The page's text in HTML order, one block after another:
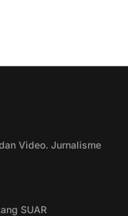
Video. Jurnalisme
SUAR